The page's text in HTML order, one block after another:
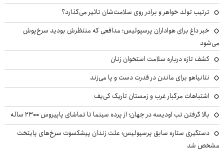
ترتیب تولد خواهر و برادر روی سلامت‌شان تاثیر می‌گذارد؟
خبر داغ برای هواداران پرسپولیس؛ مدافعی که منتظرش بودید سرخ‌پوش
می‌شود
کشف تازه درباره سلامت استخوان زنان
نتانیاهو برای ماندن در قدرت دست و پا می‌زند
اشتباهات مرگبار غرب و زمستان تاریک کی‌یف
بالا گرفتن تب اودیسه در جهان؛ از پرده سینما تا تماشای پاپیروس ۲۳۰۰ ساله
دستگیری ستاره سابق پرسپولیس؛ علت زندان پیشکسوت سرخ‌های پایتخت
مشخص شد